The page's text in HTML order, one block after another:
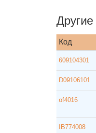
Код
609104301
D09106101
of4016
IB774008